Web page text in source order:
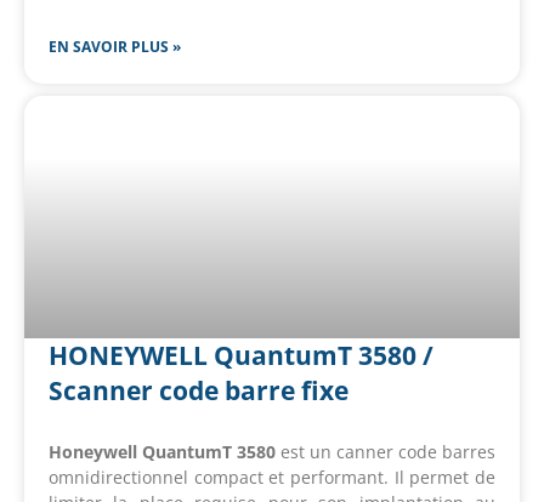
EN SAVOIR PLUS »
HONEYWELL QuantumT 3580 /
Scanner code barre fixe
Honeywell QuantumT 3580 est un canner code barres
omnidirectionnel compact et performant. Il permet de